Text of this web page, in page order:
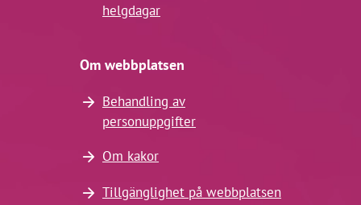
helgdagar
Om webbplatsen
Behandling av
personuppgifter
Om kakor
Tillgänglighet på webbplatsen